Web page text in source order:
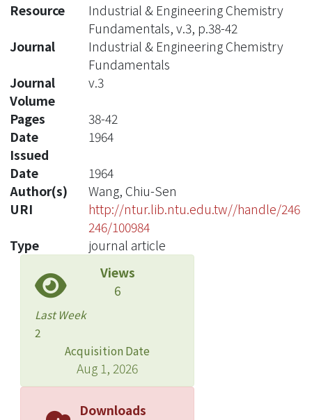
Resource
Industrial & Engineering Chemistry
Fundamentals, v.3, p.38-42
Journal
Industrial & Engineering Chemistry
Fundamentals
Journal
Volume
v.3
Pages
38-42
Date
Issued
1964
Date
1964
Author(s)
Wang, Chiu-Sen
URI
http://ntur.lib.ntu.edu.tw//handle/246
246/100984
Type
journal article
Views
6
Last Week
2
Acquisition Date
Aug 1, 2026
Downloads